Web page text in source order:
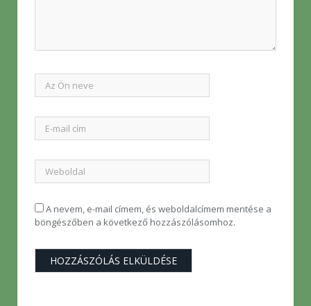
A nevem, e-mail címem, és weboldalcímem mentése a
böngészőben a következő hozzászólásomhoz.